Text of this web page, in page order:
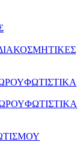
ΦΩΤΙΣΤΙΚΑ
ΦΩΤΙΣΤΙΚΑ